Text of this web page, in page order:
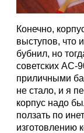
Конечно,
выступов, что
бубнил, но
советских АС-
приличными
не стало, и я
корпус надо
ползать по
изготовлению